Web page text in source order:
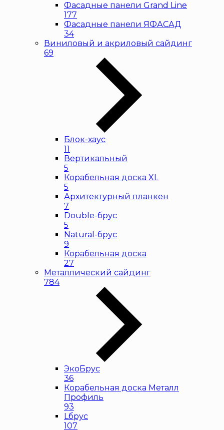
Фасадные панели Grand Line
177
Фасадные панели ЯФАСАД
34
Виниловый и акриловый сайдинг
69
Блок-хаус
11
Вертикальный
5
Корабельная доска XL
5
Архитектурный планкен
7
Double-брус
5
Natural-брус
9
Корабельная доска
27
Металлический сайдинг
784
ЭкоБрус
36
Корабельная доска Металл
Профиль
93
Lбрус
107